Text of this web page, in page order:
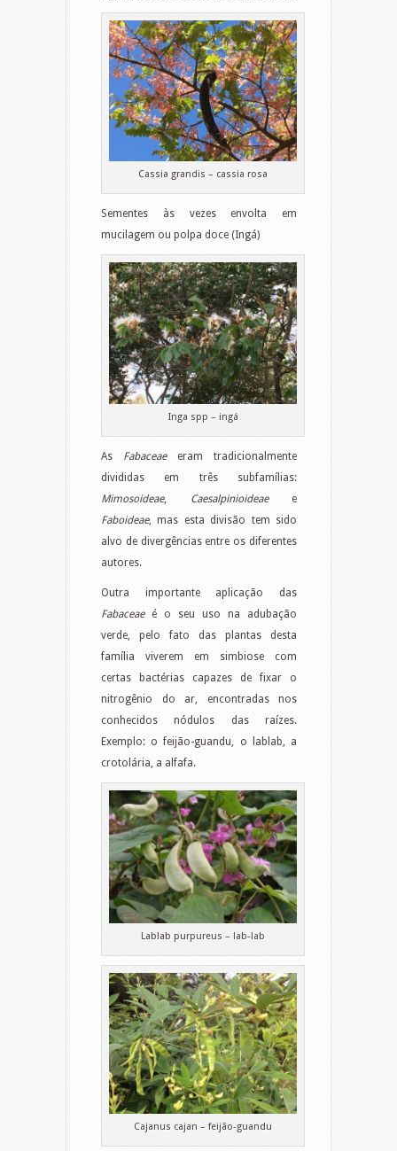
Cassia grandis – cassia rosa
Sementes às vezes envolta em
mucilagem ou polpa doce (Ingá)
Inga spp – ingá
As Fabaceaeeram tradicionalmente
divididas em três subfamílias:
Mimosoideae, Caesalpinioideaee
Faboideae, mas esta divisão tem sido
alvo de divergências entre os diferentes
autores.
Outra importante aplicação das
Fabaceaeé o seu uso na adubação
verde, pelo fato das plantas desta
família viverem em simbiose com
certas bactérias capazes de fixar o
nitrogênio do ar, encontradas nos
conhecidos nódulos das raízes.
Exemplo: o feijão-guandu, o lablab, a
crotolária, a alfafa.
Lablab purpureus – lab-lab
Cajanus cajan – feijão-guandu